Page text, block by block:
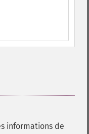
informations de